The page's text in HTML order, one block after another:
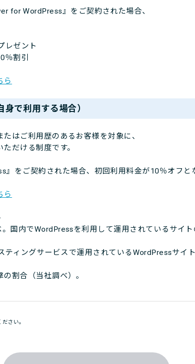
for WordPress』をご契約された場合、
レゼント
割引
ら
で利用する場合）
はご利用歴のあるお客様を対象に、
だける制度です。
をご契約された場合、初回利用料金が10％オフと
ら
国内でWordPressを利用して運用されているサイ
ィングサービスで運用されているWordPressサイ
割合（当社調べ）。
さい。